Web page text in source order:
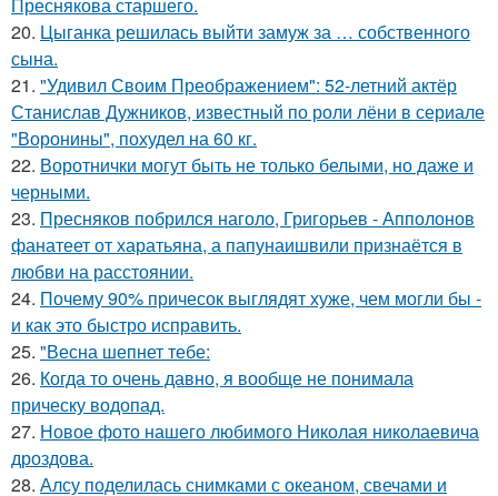
20. Цыганка решилась выйти замуж за … собственного
сына.
21. "Удивил Своим Преображением": 52-летний актёр
Станислав Дужников, известный по роли лёни в сериале
"Воронины", похудел на 60 кг.
22. Воротнички могут быть не только белыми, но даже и
черными.
23. Пресняков побрился наголо, Григорьев - Апполонов
фанатеет от харатьяна, а папунаишвили признаётся в
любви на расстоянии.
24. Почему 90% причесок выглядят хуже, чем могли бы -
и как это быстро исправить.
25. "Весна шепнет тебе:
26. Когда то очень давно, я вообще не понимала
прическу водопад.
27. Новое фото нашего любимого Николая николаевича
дроздова.
28. Алсу поделилась снимками с океаном, свечами и